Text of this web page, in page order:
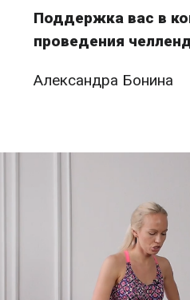
Поддержка вас в
проведения
Александра Бонина